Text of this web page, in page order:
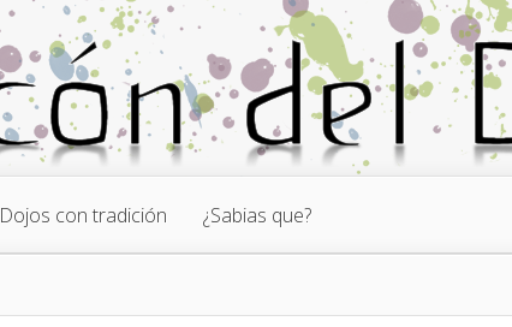
Dojos con tradición ¿Sabias que?